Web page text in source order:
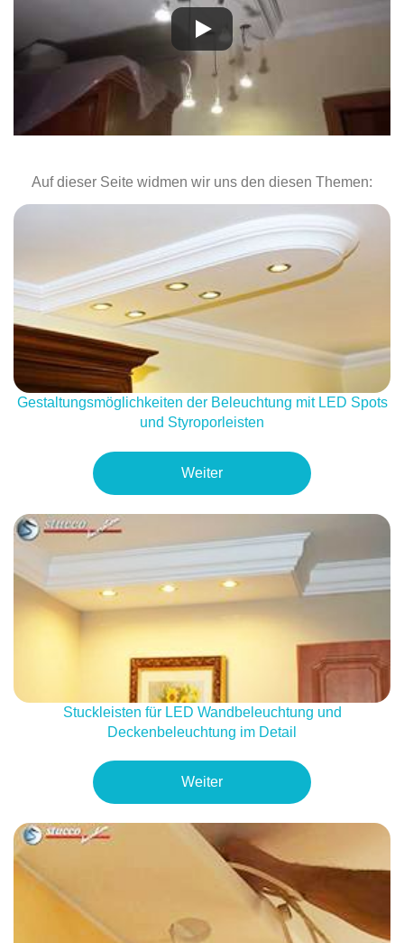
Auf dieser Seite widmen wir uns den diesen Themen:
Gestaltungsmöglichkeiten der Beleuchtung mit LED Spots
und Styroporleisten
Weiter
Stuckleisten für LED Wandbeleuchtung und
Deckenbeleuchtung im Detail
Weiter